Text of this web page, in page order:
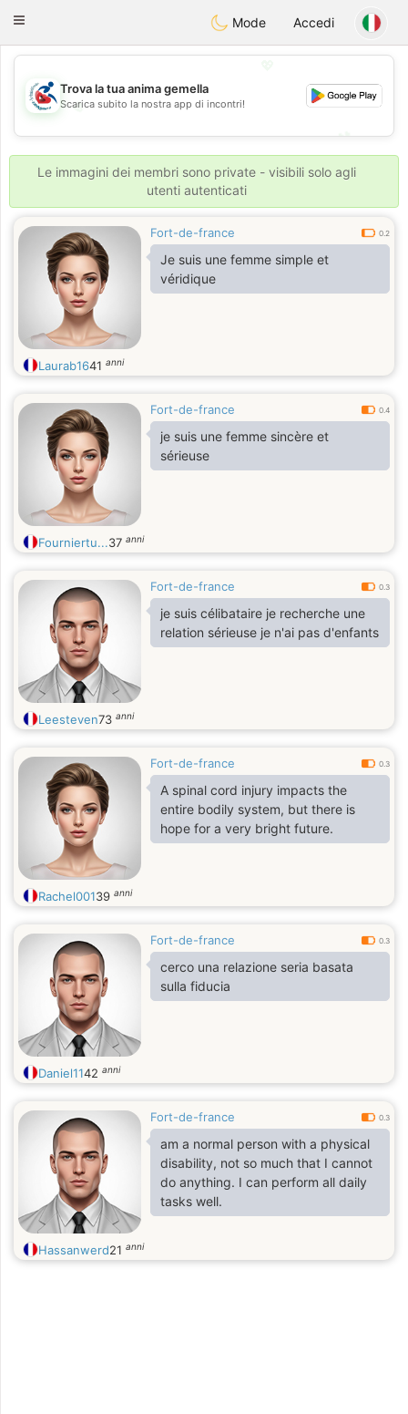
Handi Space
Toggle
Mode Accedi
💖
💕
Trova la tua anima gemella
Scarica subito la nostra app di incontri!
Le immagini dei membri sono private - visibili solo agli
utenti autenticati
Fort-de-france 0.2
Je suis une femme simple et
véridique
Laurab1641 anni
Fort-de-france 0.4
je suis une femme sincère et
sérieuse
Fourniertu...37 anni
Fort-de-france 0.3
je suis célibataire je recherche une
relation sérieuse je n'ai pas d'enfants
Leesteven73 anni
Fort-de-france 0.3
A spinal cord injury impacts the
entire bodily system, but there is
hope for a very bright future.
Rachel00139 anni
Fort-de-france 0.3
cerco una relazione seria basata
sulla fiducia
Daniel1142 anni
Fort-de-france 0.3
am a normal person with a physical
disability, not so much that I cannot
do anything. I can perform all daily
tasks well.
Hassanwerd21 anni